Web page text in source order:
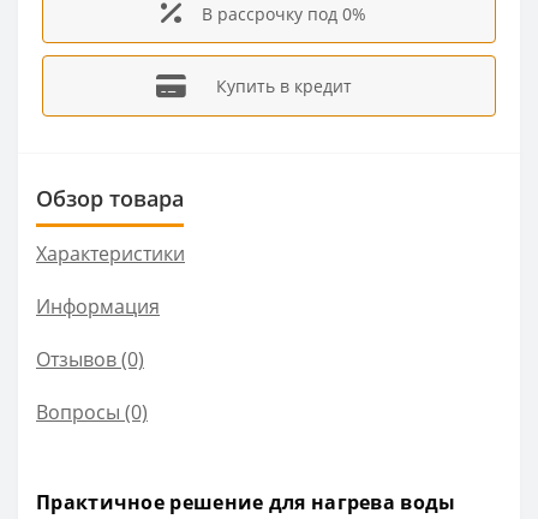
В рассрочку под 0%
Купить в кредит
Обзор товара
Характеристики
Информация
Отзывов (0)
Вопросы (0)
Практичное решение для нагрева воды